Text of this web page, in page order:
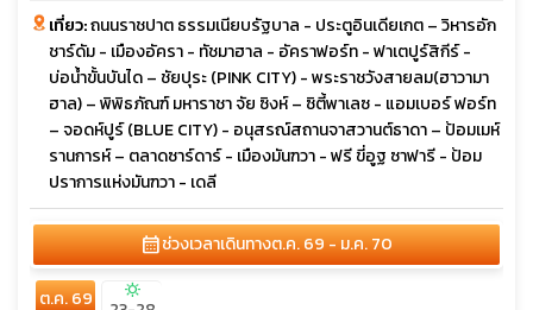
เที่ยว:ถนนราชปาต ธรรมเนียบรัฐบาล - ประตูอินเดียเกต – วิหารอัก
ชาร์ดัม - เมืองอัครา - ทัชมาฮาล - อัคราฟอร์ท - ฟาเตปูร์สิกีร์ -
บ่อน้ำขั้นบันได – ชัยปุระ (PINK CITY) - พระราชวังสายลม(ฮาวามา
ฮาล) – พิพิธภัณฑ์ มหาราชา จัย ซิงห์ – ซิตี้พาเลซ - แอมเบอร์ ฟอร์ท
– จอดห์ปูร์ (BLUE CITY) - อนุสรณ์สถานจาสวานต์ธาดา – ป้อมเมห์
รานการห์ – ตลาดซาร์ดาร์ - เมืองมันฑวา - ฟรี ขี่อูฐ ซาฟารี - ป้อม
ปราการแห่งมันฑวา - เดลี
calendar_monthช่วงเวลาเดินทางต.ค. 69 - ม.ค. 70
ต.ค. 69 sunny